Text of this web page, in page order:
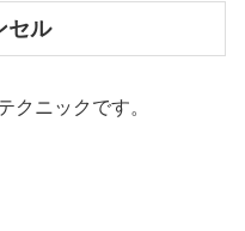
セル
クニックです。